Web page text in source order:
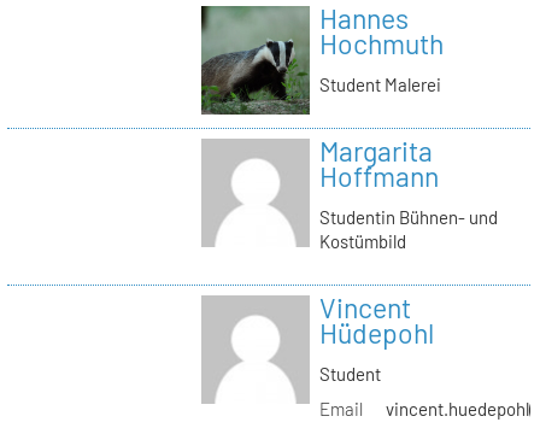
Hannes
Hochmuth
Student Malerei
Margarita
Hoffmann
Studentin Bühnen- und
Kostümbild
Vincent
Hüdepohl
Student
Email